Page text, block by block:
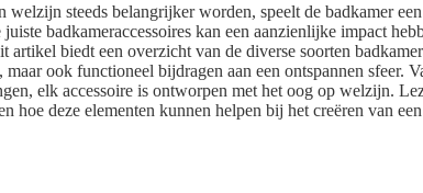
welzijn steeds belangrijker worden, speelt de badkamer
badkameraccessoires kan een aanzienlijke impact
artikel biedt een overzicht van de diverse soorten
ook functioneel bijdragen aan een ontspannen sfeer.
elk accessoire is ontworpen met het oog op welzijn.
hoe deze elementen kunnen helpen bij het creëren van